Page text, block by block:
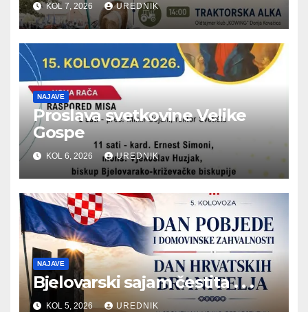
KOL 7, 2026 UREDNIK
NAJAVE
Proslava svetkovine Velike
Gospe
KOL 6, 2026 UREDNIK
NAJAVE
Bjelovarski sajam čestita . . .
KOL 5, 2026 UREDNIK